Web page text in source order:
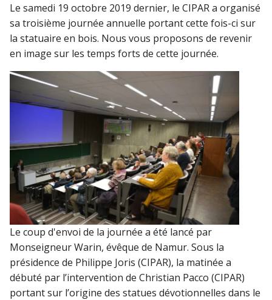
Le samedi 19 octobre 2019 dernier, le CIPAR a organisé
sa troisième journée annuelle portant cette fois-ci sur
la statuaire en bois. Nous vous proposons de revenir
en image sur les temps forts de cette journée.
Le coup d'envoi de la journée a été lancé par
Monseigneur Warin, évêque de Namur. Sous la
présidence de Philippe Joris (CIPAR), la matinée a
débuté par l’intervention de Christian Pacco (CIPAR)
portant sur l’origine des statues dévotionnelles dans le